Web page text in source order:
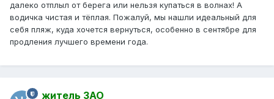
далеко отплыл от берега или нельзя купаться в волнах! А
водичка чистая и тёплая. Пожалуй, мы нашли идеальный для
себя пляж, куда хочется вернуться, особенно в сентябре для
продления лучшего времени года.
житель ЗАО